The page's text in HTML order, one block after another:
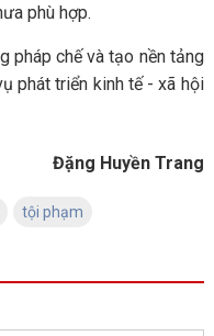
phù hợp.
pháp chế và tạo nền tảng
phát triển kinh tế - xã hội
Đặng Huyền Trang
tội phạm